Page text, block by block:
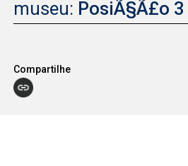
museu: PosiÃ§Ã£o 3
Compartilhe